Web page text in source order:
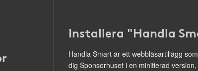
Installera "Handla
Handla Smart är ett webbläsartillägg
dig Sponsorhuset i en minifierad version,